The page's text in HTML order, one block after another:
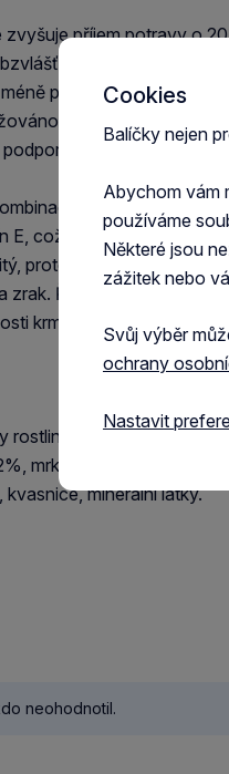
příjem potravy o
pokud mají
pijí a proto vylučují
nízké pH moči, což
svalovou hmotu.
vybraných
E, což může podporovat
protože kočky taurin
zrak. Řepkový šrot a
krmiva pro kočky Cat
rostlinného původu, maso
mrkev 1,3%, špenát
minerální látky.
neohodnotil.
Cookies
Balíčky nejen
Abychom vám
používáme
Některé jsou
zážitek nebo
Svůj výběr
ochrany
Nastavit